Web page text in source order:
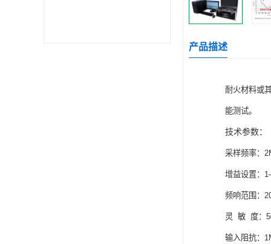
产品描述
耐火材料或
能测试。
技术参数：
采样频率：
增益设置：
频响范围：
灵 敏 度：
输入阻抗：